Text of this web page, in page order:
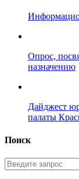
Опрос,
назначению
Дайджест
палаты
Поиск
Введите
запрос